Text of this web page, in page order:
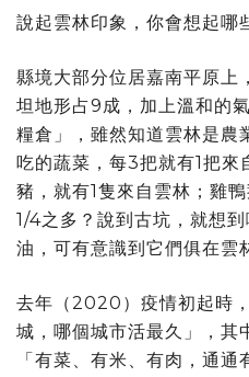
說起雲林印象，你會想起哪
縣境大部分位居嘉南平原上
坦地形占9成，加上溫和的
糧倉」，雖然知道雲林是農
吃的蔬菜，每3把就有1把來
豬，就有1隻來自雲林；雞
1/4之多？說到古坑，就想
油，可有意識到它們俱在雲
去年（2020）疫情初起時
城，哪個城市活最久」，其
「有菜、有米、有肉，通